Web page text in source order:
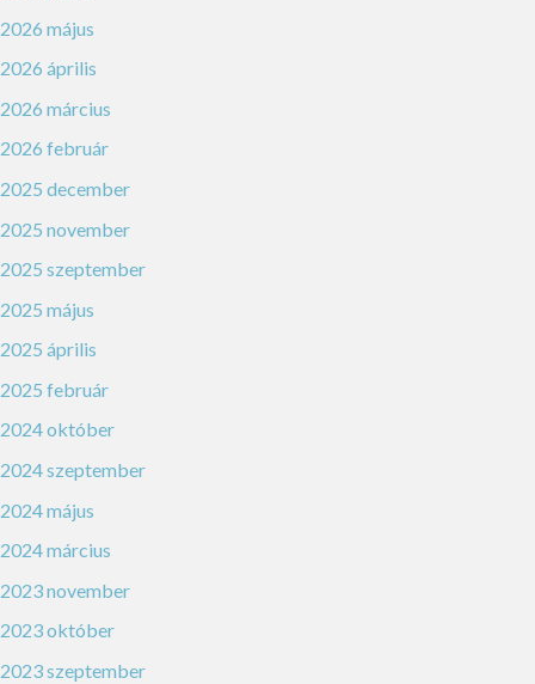
2026 május
2026 április
2026 március
2026 február
2025 december
2025 november
2025 szeptember
2025 május
2025 április
2025 február
2024 október
2024 szeptember
2024 május
2024 március
2023 november
2023 október
2023 szeptember